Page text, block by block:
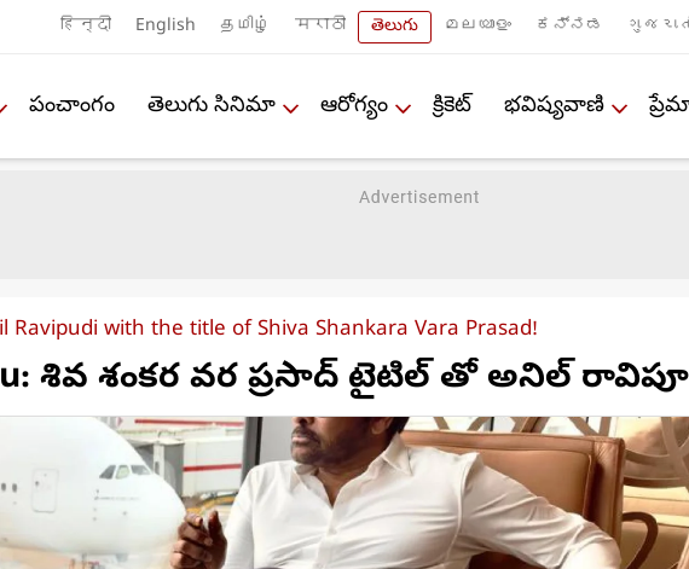
हिन्दी English தமிழ் मराठी తెలుగు മലയാളം ಕನ್ನಡ
పంచాంగం తెలుగు సినిమా ఆరోగ్యం క్రికెట్ భవిష్యవాణి
Ravipudi with the title of Shiva Shankara Vara Prasad!
శివ శంకర వర ప్రసాద్ టైటిల్ తో అనిల్